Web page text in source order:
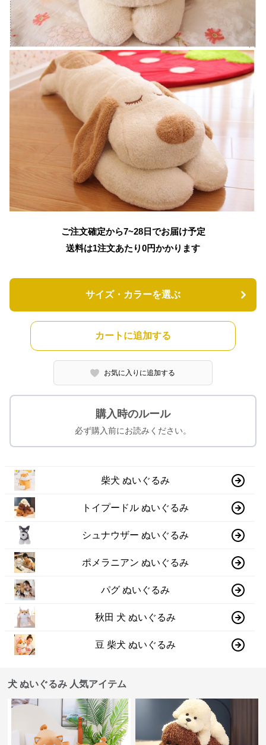
ご注文確定から7~28日でお届け予定
送料は1注文あたり0円かかります
サイズ・カラーを選ぶ
カートに追加する
お気に入りに追加する
購入時のルール
必ず購入前にお読みください。
柴犬 ぬいぐるみ
トイプードル ぬいぐるみ
シュナウザー ぬいぐるみ
ポメラニアン ぬいぐるみ
パグ ぬいぐるみ
秋田 犬 ぬいぐるみ
豆 柴犬 ぬいぐるみ
犬 ぬいぐるみ 人気アイテム